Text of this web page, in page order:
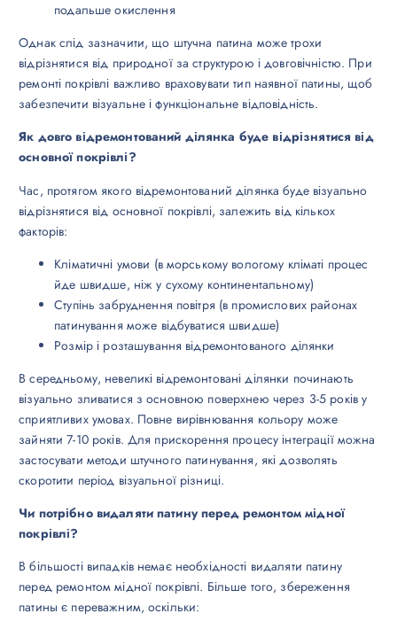
подальше окислення
Однак слід зазначити, що штучна патина може трохи
відрізнятися від природної за структурою і довговічністю. При
ремонті покрівлі важливо враховувати тип наявної патины, щоб
забезпечити візуальне і функціональне відповідність.
Як довго відремонтований ділянка буде відрізнятися від
основної покрівлі?
Час, протягом якого відремонтований ділянка буде візуально
відрізнятися від основної покрівлі, залежить від кількох
факторів:
Кліматичні умови (в морському вологому кліматі процес
йде швидше, ніж у сухому континентальному)
Ступінь забруднення повітря (в промислових районах
патинування може відбуватися швидше)
Розмір і розташування відремонтованого ділянки
В середньому, невеликі відремонтовані ділянки починають
візуально зливатися з основною поверхнею через 3-5 років у
сприятливих умовах. Повне вирівнювання кольору може
зайняти 7-10 років. Для прискорення процесу інтеграції можна
застосувати методи штучного патинування, які дозволять
скоротити період візуальної різниці.
Чи потрібно видаляти патину перед ремонтом мідної
покрівлі?
В більшості випадків немає необхідності видаляти патину
перед ремонтом мідної покрівлі. Більше того, збереження
патины є переважним, оскільки: